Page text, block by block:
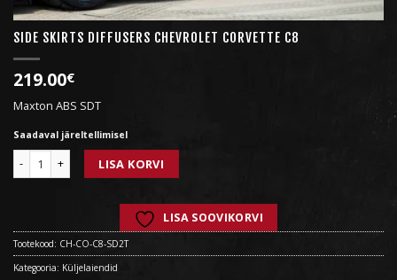
SIDE SKIRTS DIFFUSERS CHEVROLET CORVETTE C8
219.00€
Maxton ABS SDT
Saadaval järeltellimisel
LISA KORVI
LISA SOOVIKORVI
Tootekood: CH-CO-C8-SD2T
Kategooria: Küljelaiendid